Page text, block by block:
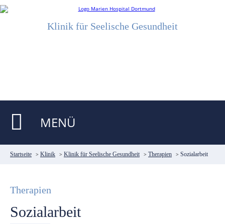
Klinik für Seelische Gesundheit
MENÜ
Startseite > Klinik > Klinik für Seelische Gesundheit > Therapien > Sozialarbeit
Therapien
Sozialarbeit